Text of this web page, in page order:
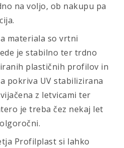
na voljo, ob nakupu pa
materiala so vrtni
je stabilno ter trdno
plastičnih profilov in
pokriva UV stabilizirana
z letvicami ter
je treba čez nekaj let
Profilplast si lahko